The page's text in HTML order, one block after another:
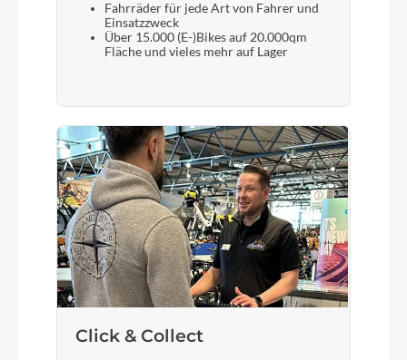
Rücklicht
Shimano Nabendynamo
Gewicht
11,3 kg
Scheinwerfer
Fahrräder für jede Art von Fahrer und
Einsatzzweck
Über 15.000 (E-)Bikes auf 20.000qm
Fläche und vieles mehr auf Lager
Click & Collect